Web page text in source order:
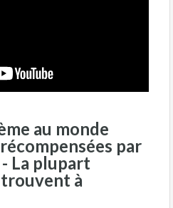
au monde
par
La plupart
à